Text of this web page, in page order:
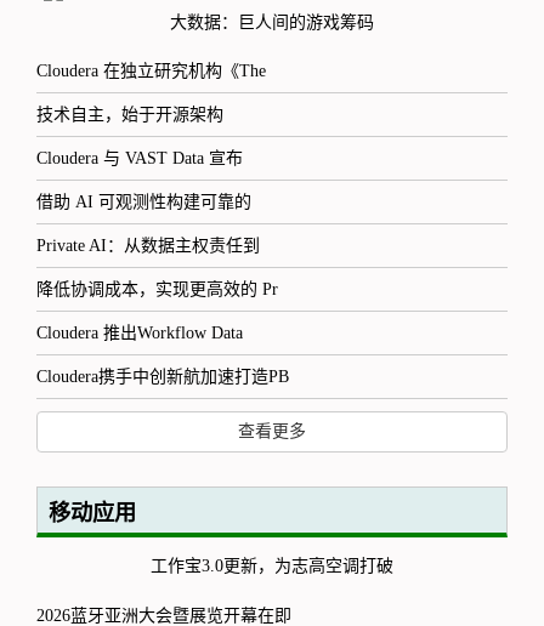
大数据：巨人间的游戏筹码
Cloudera 在独立研究机构《The
技术自主，始于开源架构
Cloudera 与 VAST Data 宣布
借助 AI 可观测性构建可靠的
Private AI：从数据主权责任到
降低协调成本，实现更高效的 Pr
Cloudera 推出Workflow Data
Cloudera携手中创新航加速打造PB
查看更多
移动应用
工作宝3.0更新，为志高空调打破
2026蓝牙亚洲大会暨展览开幕在即